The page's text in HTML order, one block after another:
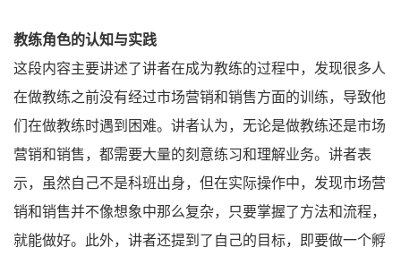
教练角色的认知与实践
这段内容主要讲述了讲者在成为教练的过程中，发现很多人
在做教练之前没有经过市场营销和销售方面的训练，导致他
们在做教练时遇到困难。讲者认为，无论是做教练还是市场
营销和销售，都需要大量的刻意练习和理解业务。讲者表
示，虽然自己不是科班出身，但在实际操作中，发现市场营
销和销售并不像想象中那么复杂，只要掌握了方法和流程，
就能做好。此外，讲者还提到了自己的目标，即要做一个孵